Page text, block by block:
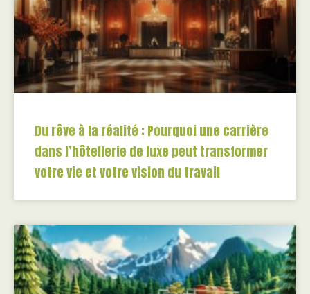
Du rêve à la réalité : Pourquoi une carrière
dans l’hôtellerie de luxe peut transformer
votre vie et votre vision du travail